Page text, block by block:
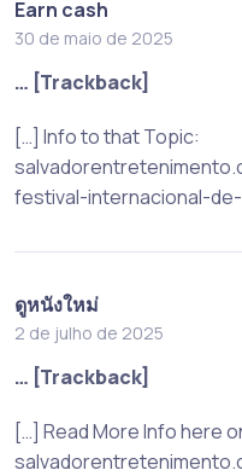
Earn cash
30 de maio de 2025
… [Trackback]
[…] Info to that Topic:
festival-internacional-
ดูหนังใหม่
2 de julho de 2025
… [Trackback]
[…] Read More Info here